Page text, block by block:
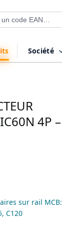
Société
4P –
sur rail MCB:
C120